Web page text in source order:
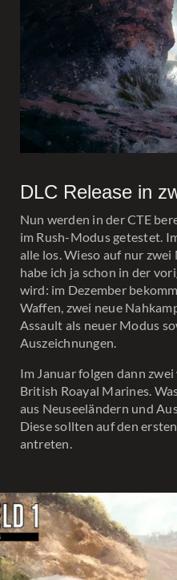
DLC Release in
Nun werden in der CTE
im Rush-Modus getestet.
alle los. Wieso auf nur zwei
habe ich ja schon in der
wird: im Dezember
Waffen, zwei neue
Assault als neuer Modus
Auszeichnungen.
Im Januar folgen dann
British Roayal Marines.
aus Neuseeländern und
Diese sollten auf den
antreten.